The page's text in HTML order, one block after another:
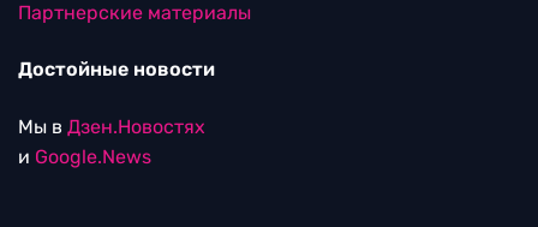
Партнерские материалы
Достойные новости
Мы в Дзен.Новостях
и Google.News